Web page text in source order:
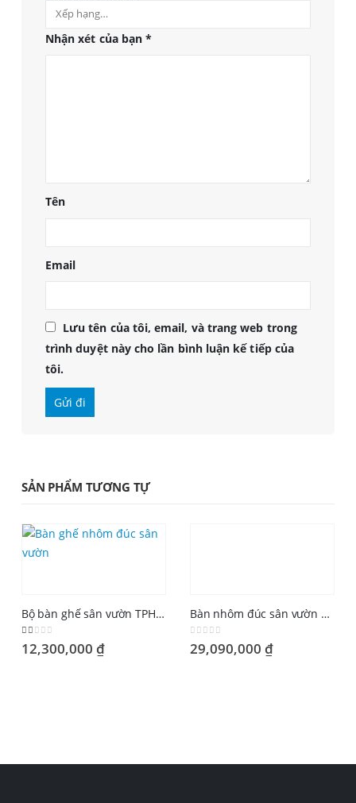
Nhận xét của bạn*
Tên
Email
Lưu tên của tôi, email, và trang web trong
trình duyệt này cho lần bình luận kế tiếp của
tôi.
SẢN PHẨM TƯƠNG TỰ
Bộ bàn ghế sân vườn TPHCM
1.33 out of 5
12,300,000 ₫
Bàn nhôm đúc sân vườn elip
0out of 5
29,090,000 ₫